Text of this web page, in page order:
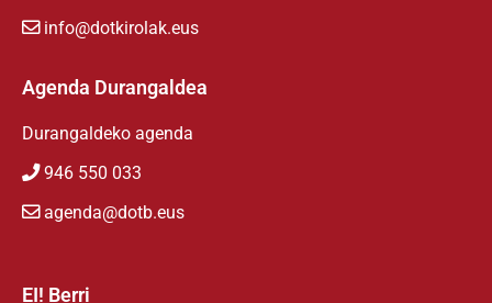
info@dotkirolak.eus
Agenda Durangaldea
Durangaldeko agenda
946 550 033
agenda@dotb.eus
EI! Berri